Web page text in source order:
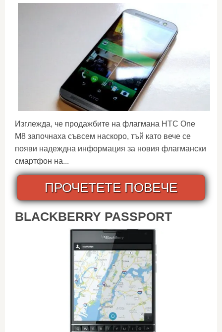
Изглежда, че продажбите на флагмана HTC One
M8 започнаха съвсем наскоро, тъй като вече се
появи надеждна информация за новия флагмански
смартфон на...
ПРОЧЕТЕТЕ ПОВЕЧЕ
BLACKBERRY PASSPORT